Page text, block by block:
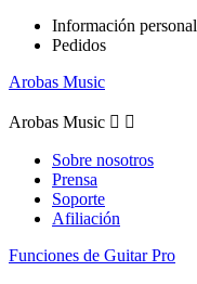
Información personal
Pedidos
Arobas Music
Arobas Music  
Sobre nosotros
Prensa
Soporte
Afiliación
Funciones de Guitar Pro